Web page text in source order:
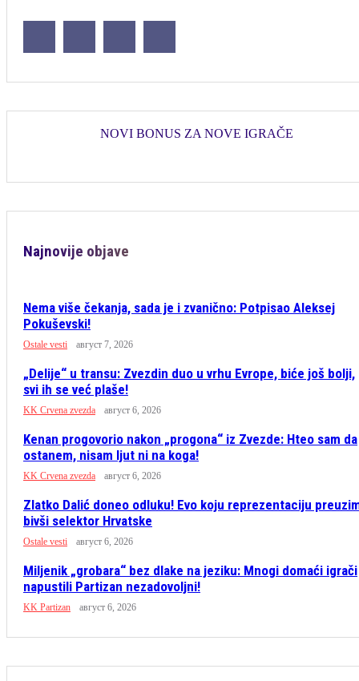
NOVI BONUS ZA NOVE IGRAČE
Najnovije objave
Nema više čekanja, sada je i zvanično: Potpisao Aleksej
Pokuševski!
Ostale vesti август 7, 2026
„Delije“ u transu: Zvezdin duo u vrhu Evrope, biće još bolji,
svi ih se već plaše!
KK Crvena zvezda август 6, 2026
Kenan progovorio nakon „progona“ iz Zvezde: Hteo sam da
ostanem, nisam ljut ni na koga!
KK Crvena zvezda август 6, 2026
Zlatko Dalić doneo odluku! Evo koju reprezentaciju
bivši selektor Hrvatske
Ostale vesti август 6, 2026
Miljenik „grobara“ bez dlake na jeziku: Mnogi domaći igrači
napustili Partizan nezadovoljni!
KK Partizan август 6, 2026